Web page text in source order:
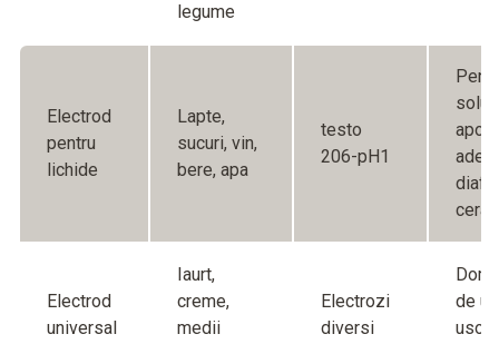
legume
Electrod
pentru
lichide
Lapte,
sucuri, vin,
bere, apa
testo
206-pH1
Electrod
universal
Iaurt,
creme,
medii
Electrozi
diversi
de
usor